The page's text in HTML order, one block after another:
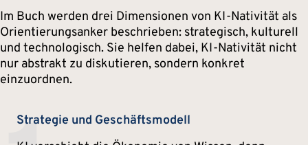
Im Buch werden drei Dimensionen von KI-Nativität als
Orientierungsanker beschrieben: strategisch, kulturell
und technologisch. Sie helfen dabei, KI-Nativität nicht
nur abstrakt zu diskutieren, sondern konkret
einzuordnen.
Strategie und Geschäftsmodell